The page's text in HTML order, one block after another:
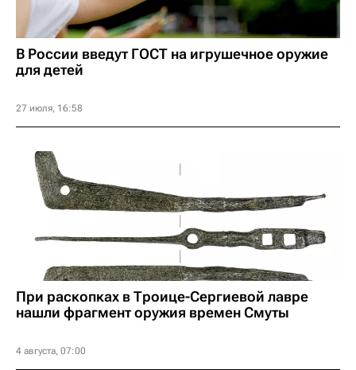
В России введут ГОСТ на игрушечное оружие
для детей
27 июля, 16:58
При раскопках в Троице-Сергиевой лавре
нашли фрагмент оружия времен Смуты
4 августа, 07:00